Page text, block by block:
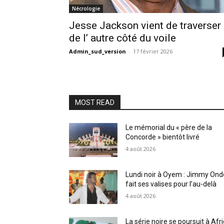
Nécrologie
Jesse Jackson vient de traverser
de l’ autre côté du voile
Admin_sud_version - 17 février 2026
MOST READ
Le mémorial du « père de la
Concorde » bientôt livré
4 août 2026
Lundi noir à Oyem : Jimmy
fait ses valises pour l’au-delà
4 août 2026
La série noire se poursuit à